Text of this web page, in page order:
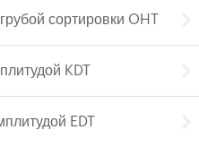
сортировки OHT
KDT
EDT